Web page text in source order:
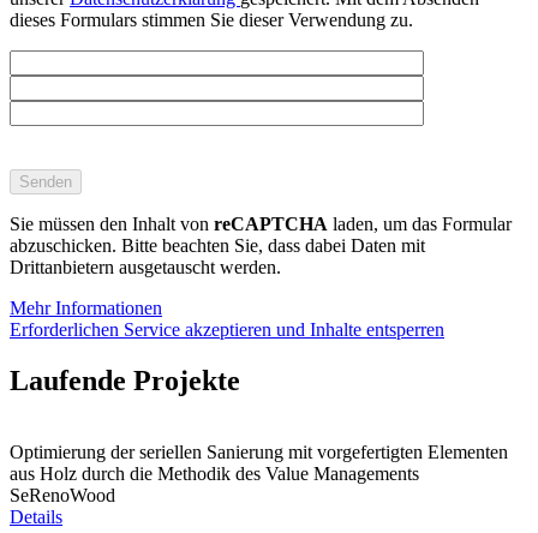
dieses Formulars stimmen Sie dieser Verwendung zu.
lasse
dieses
Feld
leer.
Sie müssen den Inhalt von reCAPTCHA laden, um das Formular
abzuschicken. Bitte beachten Sie, dass dabei Daten mit
Drittanbietern ausgetauscht werden.
Mehr Informationen
Erforderlichen Service akzeptieren und Inhalte entsperren
Laufende Projekte
Optimierung der seriellen Sanierung mit vorgefertigten Elementen
aus Holz durch die Methodik des Value Managements
SeRenoWood
Details